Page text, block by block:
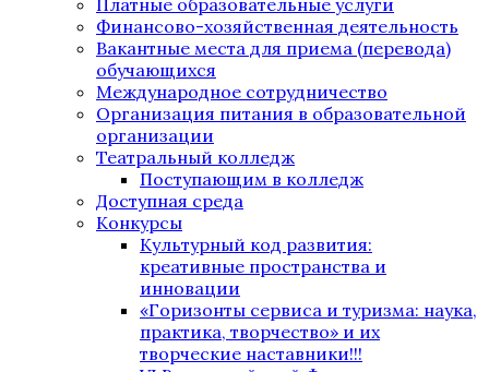
Платные образовательные услуги
Финансово-хозяйственная деятельность
Вакантные места для приема (перевода)
обучающихся
Международное сотрудничество
Организация питания в образовательной
организации
Театральный колледж
Поступающим в колледж
Доступная среда
Конкурсы
Культурный код развития:
креативные пространства и
инновации
«Горизонты сервиса и туризма: наука,
практика, творчество» и их
творческие наставники!!!